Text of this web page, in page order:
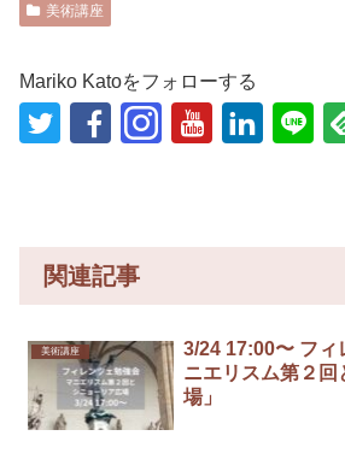
美術講座
Mariko Katoをフォローする
関連記事
美術講座
3/24 17:00〜 フィ
ニエリスム第２回
場」